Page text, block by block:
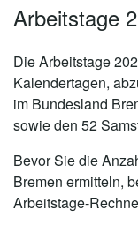
Arbeitstage
DieArbeitstage
Kalendertagen,
im Bundesland
sowie den 52
Bevor Sie die
Bremen ermitteln,
Arbeitstage-